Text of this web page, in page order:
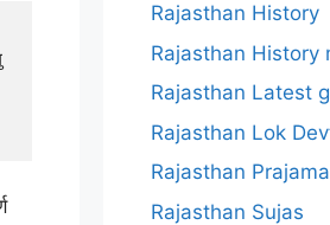
Rajasthan History
Rajasthan History
Rajasthan Latest
Rajasthan Lok
Rajasthan
Rajasthan Sujas